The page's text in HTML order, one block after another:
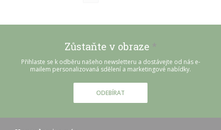
Zůstaňte v obraze *
Přihlaste se k odběru našeho newsletteru a dostávejte od nás e-
mailem personalizovaná sdělení a marketingové nabídky.
ODEBÍRAT